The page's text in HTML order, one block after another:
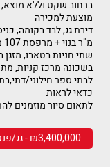
ברחוב שקט וללא מוצא,
מוצעת למכירה
מ"ר בנוי + מרפסת 107 מ"ר ,
שתי חניות בטאבו, מזגן
בשכונה מרכז קניות,
לבתי ספר חילוני/
כדאי לראות
לתאום סיור מוזמנים
₪3,400,000 - גג/פנטהאוז